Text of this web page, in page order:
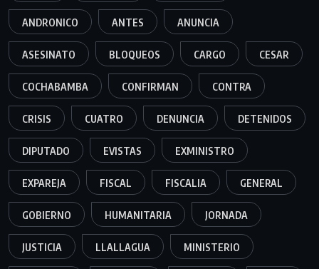
ANDRONICO ANTES ANUNCIA
ASESINATO BLOQUEOS CARGO CESAR
COCHABAMBA CONFIRMAN CONTRA
CRISIS CUATRO DENUNCIA DETENIDOS
DIPUTADO EVISTAS EXMINISTRO
EXPAREJA FISCAL FISCALIA GENERAL
GOBIERNO HUMANITARIA JORNADA
JUSTICIA LLALLAGUA MINISTERIO